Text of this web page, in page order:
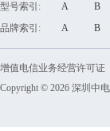
型号索引: A
品牌索引:
A
增值电信业务经营许可证
Copyright © 2026 深圳中